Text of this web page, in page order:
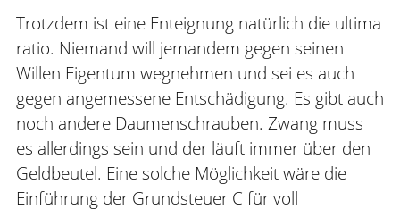
Trotzdem ist eine Enteignung natürlich die ultima
ratio. Niemand will jemandem gegen seinen
Willen Eigentum wegnehmen und sei es auch
gegen angemessene Entschädigung. Es gibt auch
noch andere Daumenschrauben. Zwang muss
es allerdings sein und der läuft immer über den
Geldbeutel. Eine solche Möglichkeit wäre die
Einführung der Grundsteuer C für voll